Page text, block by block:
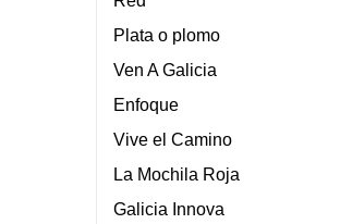
Plata o plomo
Ven A Galicia
Enfoque
Vive el Camino
La Mochila Roja
Galicia Innova